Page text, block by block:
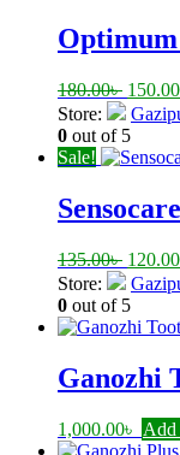
Optimum
180.00৳
price
was:
150.00
Store:
0 out of 5
Sale!
135.00৳
price
was:
120.00
Store:
0 out of 5
Ganozhi
1,000.00৳ Add